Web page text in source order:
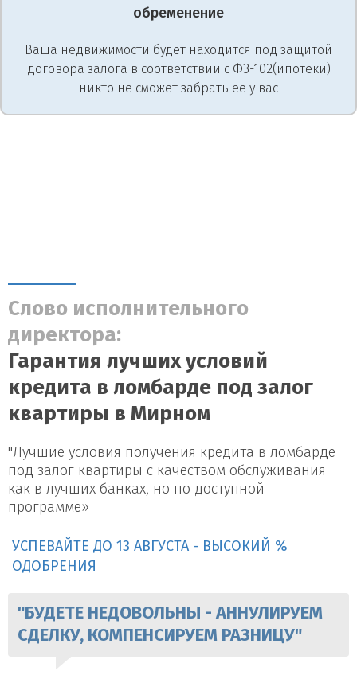
обременение
Ваша недвижимости будет находится под защитой
договора залога в соответствии с ФЗ-102(ипотеки)
никто не сможет забрать ее у вас
Слово исполнительного
директора:
Гарантия лучших условий
кредита в ломбарде под залог
квартиры в Мирном
"Лучшие условия получения кредита в ломбарде
под залог квартиры с качеством обслуживания
как в лучших банках, но по доступной
программе»
УСПЕВАЙТЕ ДО 13 АВГУСТА - ВЫСОКИЙ %
ОДОБРЕНИЯ
"БУДЕТЕ НЕДОВОЛЬНЫ - АННУЛИРУЕМ
СДЕЛКУ, КОМПЕНСИРУЕМ РАЗНИЦУ"